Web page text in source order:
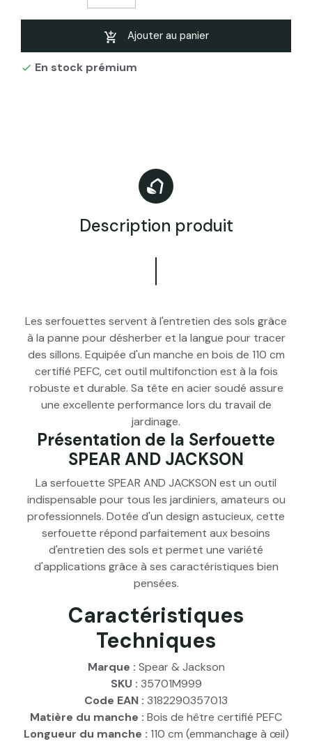
Ajouter au panier
 En stock prémium
Description produit
Les serfouettes servent à l'entretien des sols grâce
à la panne pour désherber et la langue pour tracer
des sillons. Equipée d'un manche en bois de 110 cm
certifié PEFC, cet outil multifonction est à la fois
robuste et durable. Sa tête en acier soudé assure
une excellente performance lors du travail de
jardinage.
Présentation de la Serfouette
SPEAR AND JACKSON
La serfouette SPEAR AND JACKSON est un outil
indispensable pour tous les jardiniers, amateurs ou
professionnels. Dotée d'un design astucieux, cette
serfouette répond parfaitement aux besoins
d'entretien des sols et permet une variété
d'applications grâce à ses caractéristiques bien
pensées.
Caractéristiques
Techniques
Marque : Spear & Jackson
SKU : 35701M999
Code EAN : 3182290357013
Matière du manche : Bois de hêtre certifié PEFC
Longueur du manche : 110 cm (emmanchage à œil)